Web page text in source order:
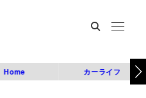
Home カーライフ